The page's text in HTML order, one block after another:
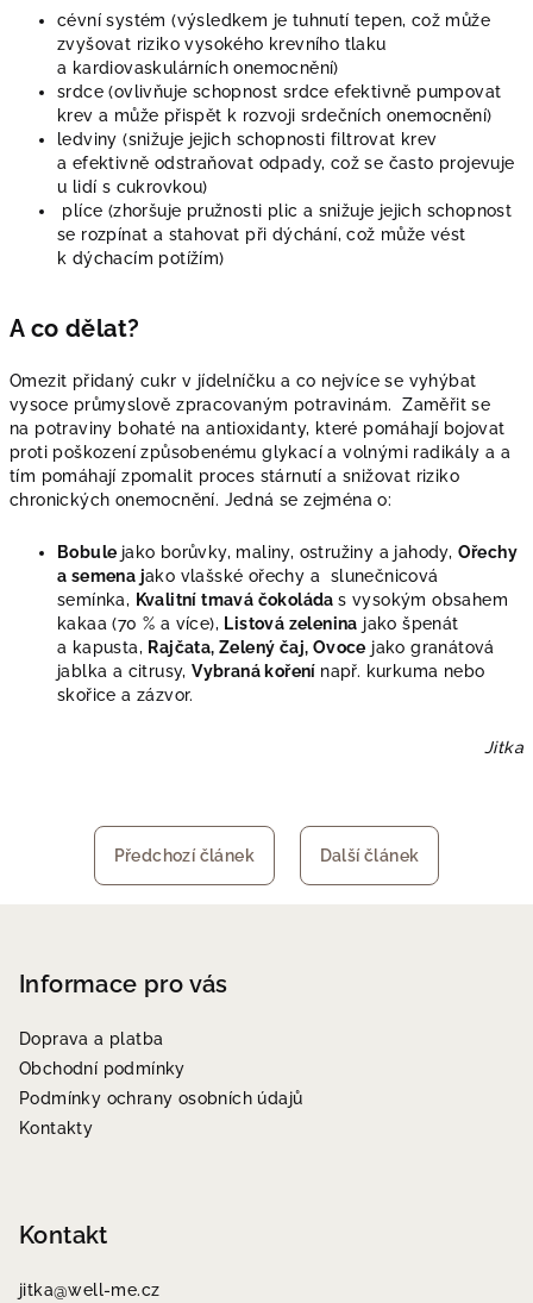
cévní systém (výsledkem je tuhnutí tepen, což může
zvyšovat riziko vysokého krevního tlaku
a kardiovaskulárních onemocnění)
srdce (ovlivňuje schopnost srdce efektivně pumpovat
krev a může přispět k rozvoji srdečních onemocnění)
ledviny (snižuje jejich schopnosti filtrovat krev
a efektivně odstraňovat odpady, což se často projevuje
u lidí s cukrovkou)
plíce (zhoršuje pružnosti plic a snižuje jejich schopnost
se rozpínat a stahovat při dýchání, což může vést
k dýchacím potížím)
A co dělat?
Omezit přidaný cukr v jídelníčku a co nejvíce se vyhýbat
vysoce průmyslově zpracovaným potravinám. Zaměřit se
na potraviny bohaté na antioxidanty, které pomáhají bojovat
proti poškození způsobenému glykací a volnými radikály a a
tím pomáhají zpomalit proces stárnutí a snižovat riziko
chronických onemocnění. Jedná se zejména o:
Bobule jako borůvky, maliny, ostružiny a jahody, Ořechy
a semena jako vlašské ořechy a slunečnicová
semínka, Kvalitní tmavá čokoláda s vysokým obsahem
kakaa (70 % a více), Listová zelenina jako špenát
a kapusta, Rajčata, Zelený čaj, Ovoce jako granátová
jablka a citrusy, Vybraná koření např. kurkuma nebo
skořice a zázvor.
Jitka
Předchozí článek Další článek
Informace pro vás
Doprava a platba
Obchodní podmínky
Podmínky ochrany osobních údajů
Kontakty
Kontakt
jitka@well-me.cz